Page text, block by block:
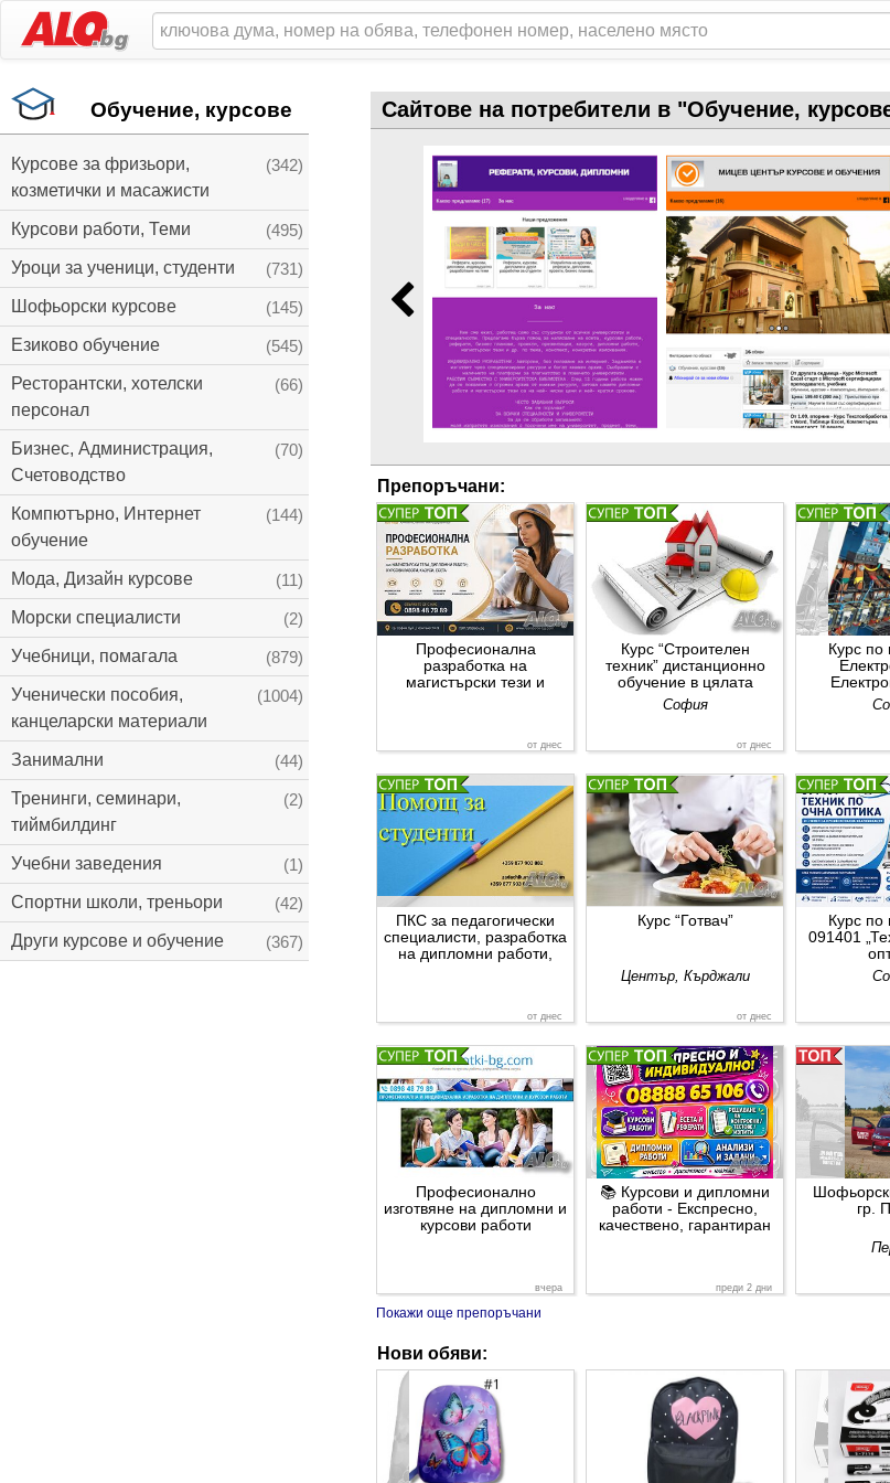
Обучение, курсове
(342)
Курсове за фризьори,
козметички и масажисти
(495)
Курсови работи, Теми
(731)
Уроци за ученици, студенти
(145)
Шофьорски курсове
(545)
Езиково обучение
(66)
Ресторантски, хотелски
персонал
(70)
Бизнес, Администрация,
Счетоводство
(144)
Компютърно, Интернет
обучение
(11)
Мода, Дизайн курсове
(2)
Морски специалисти
(879)
Учебници, помагала
(1004)
Ученически пособия,
канцеларски материали
(44)
Занимални
(2)
Тренинги, семинари,
тиймбилдинг
(1)
Учебни заведения
(42)
Спортни школи, треньори
(367)
Други курсове и обучение
Сайтове на потребители в "Обучение,
Препоръчани:
от днес
Професионална
разработка на
магистърски тези и
от днес
Курс “Строителен
техник” дистанционно
обучение в цялата
страна
София
Курс
дневна
от днес
ПКС за педагогически
специалисти, разработка
на дипломни работи,
от днес
Курс “Готвач”
Център, Кърджали
Курс
091401
вчера
Професионално
изготвяне на дипломни и
курсови работи
преди 2 дни
📚 Курсови и дипломни
работи - Експресно,
качествено, гарантиран
гр.
Курсове по професия
Цялостен или частичен
Покажи още препоръчани
Нови обяви: